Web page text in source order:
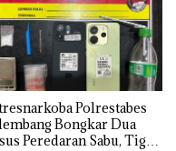
Polrestabes
Bongkar Dua
Peredaran Sabu, Tiga